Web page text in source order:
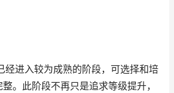
经进入较为成熟的阶段，可选择和培
。此阶段不再只是追求等级提升，